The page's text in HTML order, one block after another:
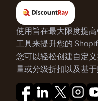
使用旨在最大限度提
工具来提升您的
您可以轻松创建自定
量或分级折扣以及基